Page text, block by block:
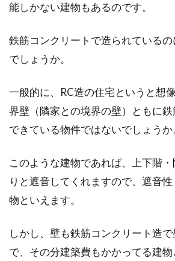
業者を選択する
ならばそちらを使用し
木造・鉄骨造の
建てる際の注意
トです。...
能しかない建物もあるのです。
鉄筋コンクリートで造られている
でしょうか。
一般的に、RC造の住宅というと想
界壁（隣家との境界の壁）ともに
できている物件ではないでしょうか
このような建物であれば、上下階
りと遮音してくれますので、遮音
物といえます。
しかし、壁も鉄筋コンクリート造
で、その分建築費もかかってる建